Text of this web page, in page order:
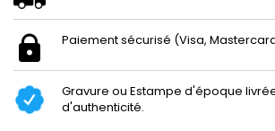
Paiement sécurisé (Visa,
Gravure ou Estampe d'époque
d'authenticité.